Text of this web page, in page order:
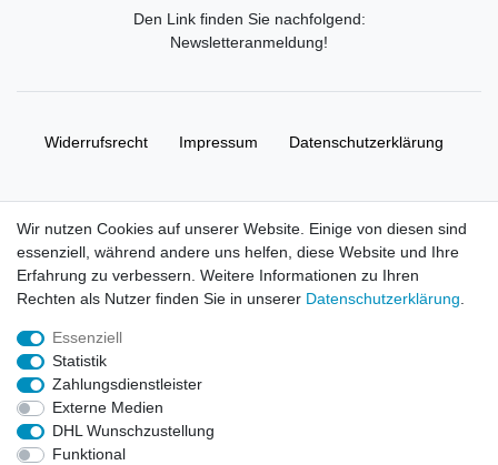
Den Link finden Sie nachfolgend:
Newsletteranmeldung!
Widerrufs­recht Impressum Daten­schutz­erklärung
© Copyright 2026 | Alle Rechte vorbehalten. HL-
Handelsgesellschaft mbH.
Alle Markennamen, Warenzeichen sowie sämtliche Produktbilder
und Beschreibungen sind Eigentum Ihrer rechtmäßigen
Eigentümer und dienen hier nur der Beschreibung.
Preise nur für registrierte Händler, ansonsten zeigt der Shop 0,00
€
Wir nutzen Cookies auf unserer Website. Einige von diesen sind
essenziell, während andere uns helfen, diese Website und Ihre
Erfahrung zu verbessern. Weitere Informationen zu Ihren
Rechten als Nutzer finden Sie in unserer Daten­schutz­erklärung
Essenziell
Statistik
Zahlungsdienstleister
Externe Medien
DHL Wunschzustellung
Funktional